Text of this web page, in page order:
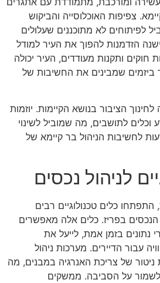
צפיפות האוכלוסייה והביקוש
לפיתוחים לא מתוכננים שעלולים
הזדמנות להפוך את העיר למודל
חוקים ותקנות מעודדים, העיר יכולה
ביזמים שמבינים את החשיבות של
הציבור בנושא הקיימות. יוזמות
וכלים לתושבים, מה שמוביל לשינוי
לחשיבות הניהול בר קיימא של
לניהול נכסים
כלים טכנולוגיים רבים
הנכסים בפריז. כלים אלה מאפשרים
נתונים בזמן אמת, לייעל את
עבור הדיירים. מערכות ניהול
של צריכת האנרגיה במבנים, מה
על הסביבה. ממשקים